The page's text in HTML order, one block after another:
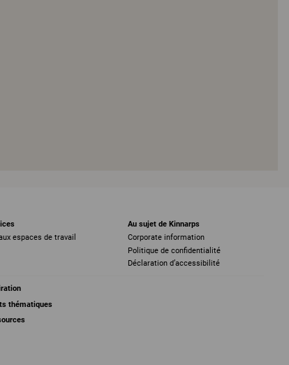
espaces de travail
Au sujet de Kinnarps
Corporate information
Politique de confidentialité
Déclaration d’accessibilité
thématiques